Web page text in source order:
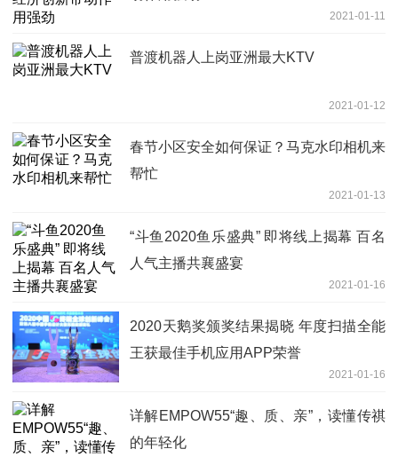
2021-01-11
普渡机器人上岗亚洲最大KTV
2021-01-12
春节小区安全如何保证？马克水印相机来
帮忙
2021-01-13
“斗鱼2020鱼乐盛典” 即将线上揭幕 百名
人气主播共襄盛宴
2021-01-16
2020天鹅奖颁奖结果揭晓 年度扫描全能
王获最佳手机应用APP荣誉
2021-01-16
详解EMPOW55“趣、质、亲”，读懂传祺
的年轻化